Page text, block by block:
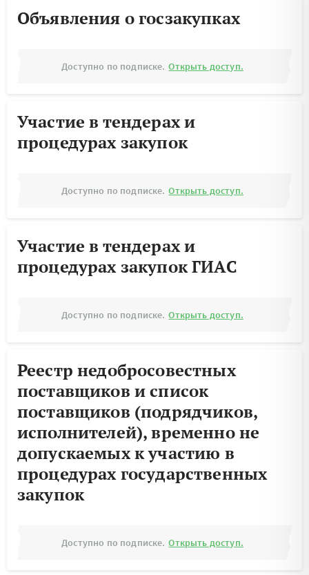
Объявления о госзакупках
Доступно по подписке. Открыть доступ.
Участие в тендерах и
процедурах закупок
Доступно по подписке. Открыть доступ.
Участие в тендерах и
процедурах закупок ГИАС
Доступно по подписке. Открыть доступ.
Реестр недобросовестных
поставщиков и список
поставщиков (подрядчиков,
исполнителей), временно не
допускаемых к участию в
процедурах государственных
закупок
Доступно по подписке. Открыть доступ.